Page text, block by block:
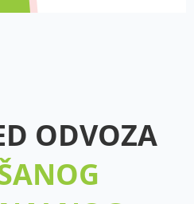
ODVOZA